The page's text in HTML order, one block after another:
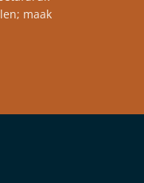
maak